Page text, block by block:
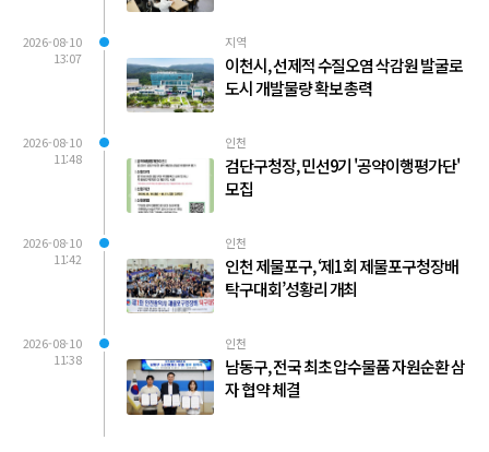
2026-08-10
13:07
지역
이천시, 선제적 수질오염 삭감원 발굴로
도시 개발물량 확보 총력
2026-08-10
11:48
인천
검단구청장, 민선9기 '공약이행평가단'
모집
2026-08-10
11:42
인천
인천 제물포구, ‘제1회 제물포구청장배
탁구대회’성황리 개최
2026-08-10
11:38
인천
남동구, 전국 최초 압수물품 자원순환 삼
자 협약 체결